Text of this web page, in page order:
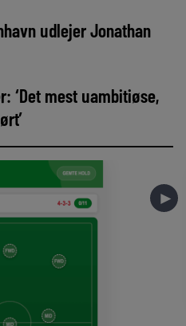
udlejer Jonathan
‘Det mest uambitiøse,
►